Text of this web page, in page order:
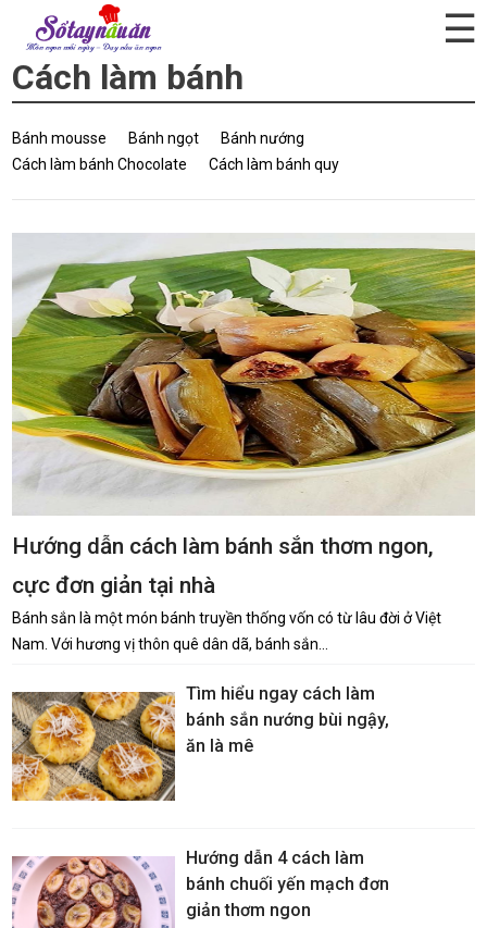
☰
Cách làm bánh
Bánh mousse Bánh ngọt
Bánh nướng
Cách làm bánh Chocolate
Cách làm bánh quy
Hướng dẫn cách làm bánh sắn thơm ngon,
cực đơn giản tại nhà
Bánh sắn là một món bánh truyền thống vốn có từ lâu đời ở Việt
Nam. Với hương vị thôn quê dân dã, bánh sắn…
Tìm hiểu ngay cách làm
bánh sắn nướng bùi ngậy,
ăn là mê
Hướng dẫn 4 cách làm
bánh chuối yến mạch đơn
giản thơm ngon